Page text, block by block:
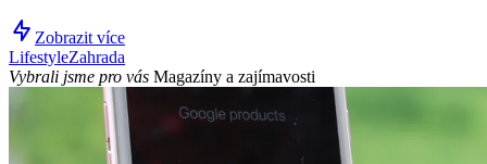
Zobrazit více
LifestyleZahrada
Vybrali jsme pro vás Magazíny a zajímavosti